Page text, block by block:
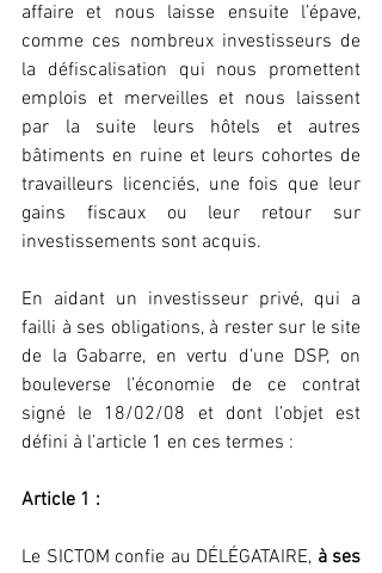
affaire et nous laisse ensuite l’épave,
comme ces nombreux investisseurs de
la défiscalisation qui nous promettent
emplois et merveilles et nous laissent
par la suite leurs hôtels et autres
bâtiments en ruine et leurs cohortes de
travailleurs licenciés, une fois que leur
gains fiscaux ou leur retour sur
investissements sont acquis.
En aidant un investisseur privé, qui a
failli à ses obligations, à rester sur le site
de la Gabarre, en vertu d’une DSP, on
bouleverse l’économie de ce contrat
signé le 18/02/08 et dont l’objet est
défini à l’article 1 en ces termes :
Article 1 :
Le SICTOM confie au DÉLÉGATAIRE, à ses